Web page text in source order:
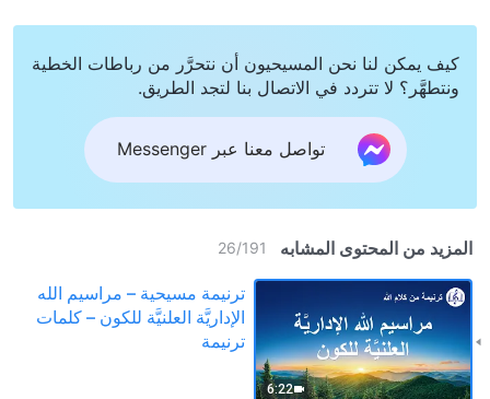
كيف يمكن لنا نحن المسيحيون أن نتحرَّر من رباطات الخطية
ونتطهَّر؟ لا تتردد في الاتصال بنا لتجد الطريق.
تواصل معنا عبر Messenger
المزيد من المحتوى المشابه 26/191
6:22
ترنيمة مسيحية – مراسيم الله
الإداريَّة العلنيَّة للكون – كلمات
ترنيمة